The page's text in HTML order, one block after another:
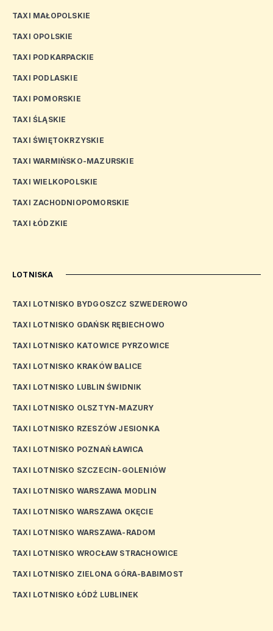
TAXI MAŁOPOLSKIE
TAXI OPOLSKIE
TAXI PODKARPACKIE
TAXI PODLASKIE
TAXI POMORSKIE
TAXI ŚLĄSKIE
TAXI ŚWIĘTOKRZYSKIE
TAXI WARMIŃSKO-MAZURSKIE
TAXI WIELKOPOLSKIE
TAXI ZACHODNIOPOMORSKIE
TAXI ŁÓDZKIE
LOTNISKA
TAXI LOTNISKO BYDGOSZCZ SZWEDEROWO
TAXI LOTNISKO GDAŃSK RĘBIECHOWO
TAXI LOTNISKO KATOWICE PYRZOWICE
TAXI LOTNISKO KRAKÓW BALICE
TAXI LOTNISKO LUBLIN ŚWIDNIK
TAXI LOTNISKO OLSZTYN-MAZURY
TAXI LOTNISKO RZESZÓW JESIONKA
TAXI LOTNISKO POZNAŃ ŁAWICA
TAXI LOTNISKO SZCZECIN-GOLENIÓW
TAXI LOTNISKO WARSZAWA MODLIN
TAXI LOTNISKO WARSZAWA OKĘCIE
TAXI LOTNISKO WARSZAWA-RADOM
TAXI LOTNISKO WROCŁAW STRACHOWICE
TAXI LOTNISKO ZIELONA GÓRA-BABIMOST
TAXI LOTNISKO ŁÓDŹ LUBLINEK